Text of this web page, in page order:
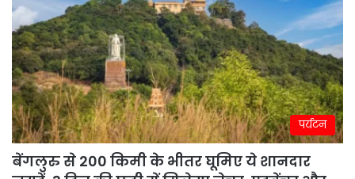
पर्यटन
बेंगलुरु से 200 किमी के भीतर घूमिए ये शानदार